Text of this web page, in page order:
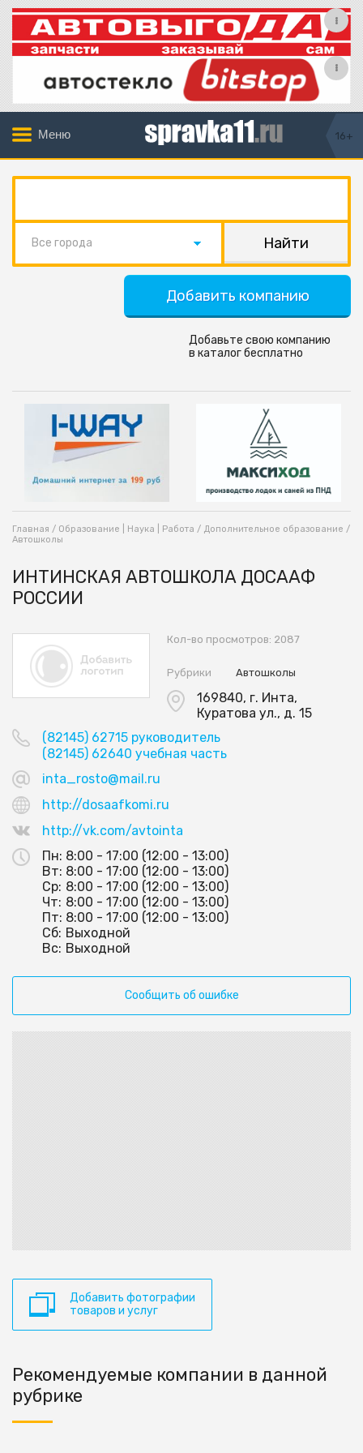
Меню 16+
Все города
Добавить компанию
Добавьте свою компанию
в каталог бесплатно
Главная / Образование | Наука | Работа / Дополнительное образование /
Автошколы
ИНТИНСКАЯ АВТОШКОЛА ДОСААФ
РОССИИ
Кол-во просмотров: 2087
Рубрики Автошколы
169840, г. Инта,
Куратова ул., д. 15
(82145) 62715 руководитель
(82145) 62640 учебная часть
inta_rosto@mail.ru
http://dosaafkomi.ru
http://vk.com/avtointa
Пн: 8:00 - 17:00 (12:00 - 13:00)
Вт: 8:00 - 17:00 (12:00 - 13:00)
Ср: 8:00 - 17:00 (12:00 - 13:00)
Чт: 8:00 - 17:00 (12:00 - 13:00)
Пт: 8:00 - 17:00 (12:00 - 13:00)
Сб: Выходной
Вс: Выходной
Сообщить об ошибке
Добавить фотографии
товаров и услуг
Рекомендуемые компании в данной
рубрике